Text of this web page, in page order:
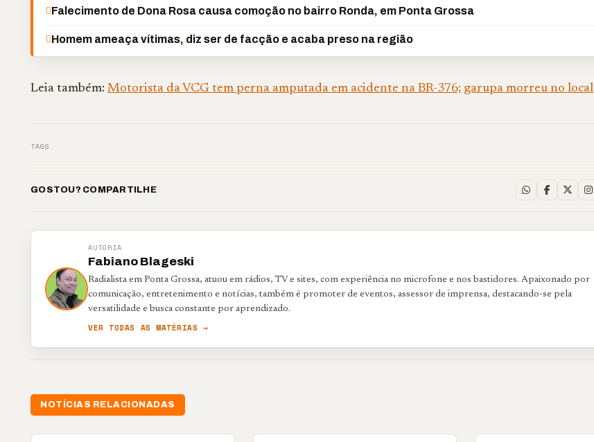
Falecimento de Dona Rosa causa comoção no bairro Ronda, em Ponta Grossa
Homem ameaça vítimas, diz ser de facção e acaba preso na região
Leia também: Motorista da VCG tem perna amputada em acidente na BR-376; garupa morreu no local
TAGS
GOSTOU? COMPARTILHE
AUTORIA
Fabiano Blageski
Radialista em Ponta Grossa, atuou em rádios, TV e sites, com experiência no microfone e nos bastidores. Apaixonado por
comunicação, entretenimento e notícias, também é promoter de eventos, assessor de imprensa, destacando-se pela
versatilidade e busca constante por aprendizado.
VER TODAS AS MATÉRIAS →
NOTÍCIAS RELACIONADAS